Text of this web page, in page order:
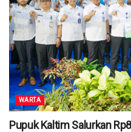
WARTA
Pupuk Kaltim Salurkan